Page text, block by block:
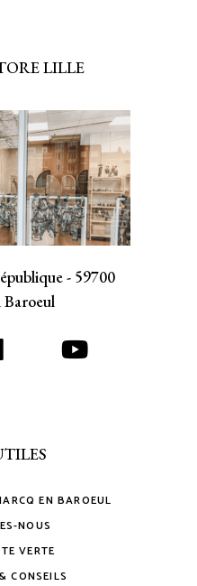
LILLE
- 59700
EN BAROEUL
NOUS
VERTE
CONSEILS